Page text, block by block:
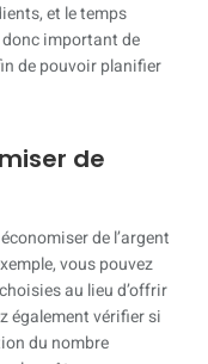
et le temps
important de
de pouvoir planifier
de
de l’argent
vous pouvez
au lieu d’offrir
également vérifier si
du nombre